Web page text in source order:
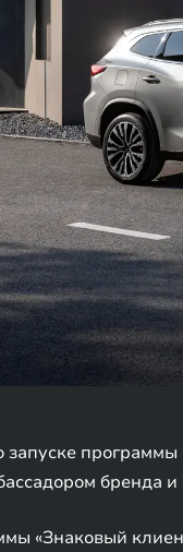
запуске
«Знаковый